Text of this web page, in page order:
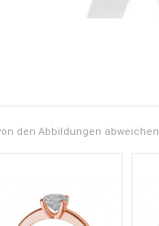
den Abbildungen abweichen